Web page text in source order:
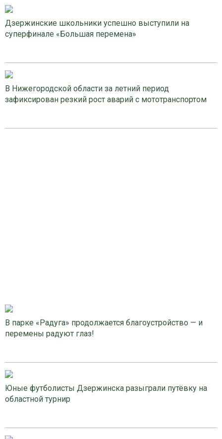
Дзержинские школьники успешно выступили на
суперфинале «Большая перемена»
В Нижегородской области за летний период
зафиксирован резкий рост аварий с мототранспортом
В парке «Радуга» продолжается благоустройство — и
перемены радуют глаз!
Юные футболисты Дзержинска разыграли путёвку на
областной турнир